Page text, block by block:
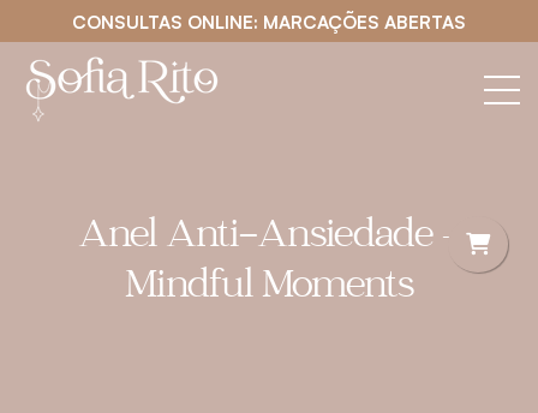
CONSULTAS ONLINE: MARCAÇÕES ABERTAS
Anel Anti-Ansiedade –
Mindful Moments